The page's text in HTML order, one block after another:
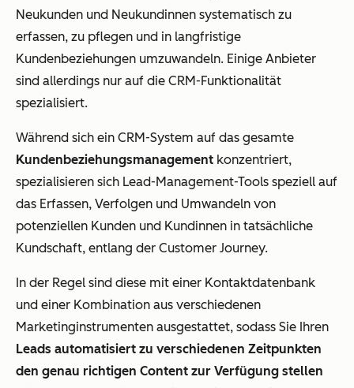
Neukunden und Neukundinnen systematisch zu
erfassen, zu pflegen und in langfristige
Kundenbeziehungen umzuwandeln. Einige Anbieter
sind allerdings nur auf die CRM-Funktionalität
spezialisiert.
Während sich ein CRM-System auf das gesamte
Kundenbeziehungsmanagement konzentriert,
spezialisieren sich Lead-Management-Tools speziell auf
das Erfassen, Verfolgen und Umwandeln von
potenziellen Kunden und Kundinnen in tatsächliche
Kundschaft, entlang der Customer Journey.
In der Regel sind diese mit einer Kontaktdatenbank
und einer Kombination aus verschiedenen
Marketinginstrumenten ausgestattet, sodass Sie Ihren
Leads automatisiert zu verschiedenen Zeitpunkten
den genau richtigen Content zur Verfügung stellen